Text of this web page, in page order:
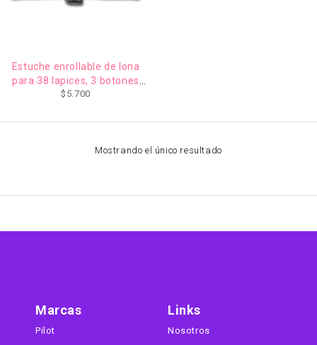
Estuche enrollable de lona
para 38 lapices, 3 botones
Negro
$ 5.700
Mostrando el único resultado
Marcas
Pilot
Links
Nosotros